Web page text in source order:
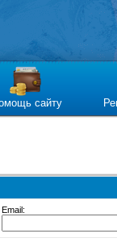
сайту
Email: